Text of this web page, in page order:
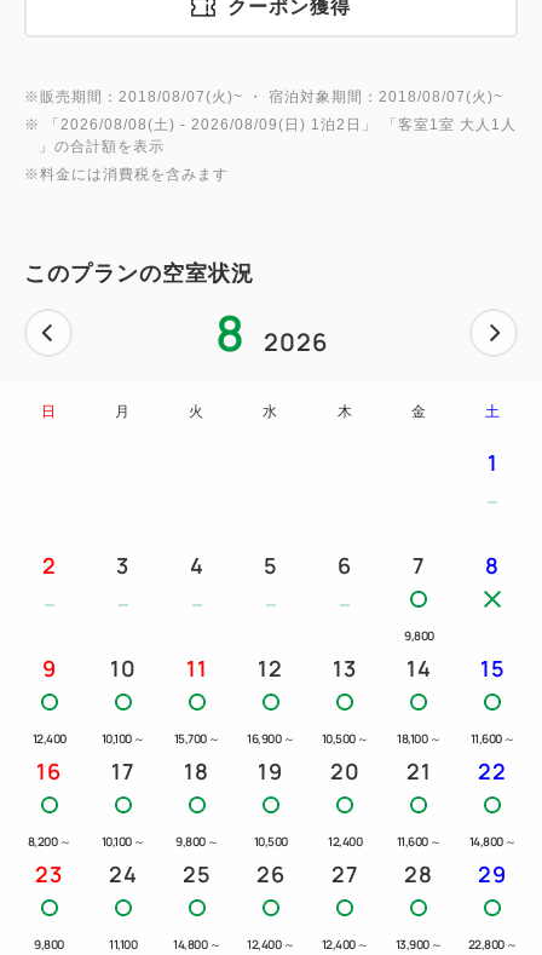
J.D. パワー調査の詳細は
japan.jdpower.com/ja/awardsをご参照ください。
※こちらのプランは朝食付きです。
【アクセス】
・名古屋駅から：名古屋市営地下鉄東山線「栄駅」ま
で5分
・金山駅から：名古屋市営地下鉄名城線「栄駅」まで
・中部国際空港（セントレア）から：金山駅乗り換え
・藤ヶ丘駅から：名古屋市営地下鉄東山線「栄駅」ま
19分
【お車でお越しの方】
・東名阪自動車道 名古屋西ICから35分
・東名高速道路 名古屋ICから40分
クーポン獲得
※販売期間：2018/08/07(火)~ ・ 宿泊対象期間：2018/08/07(火)~
※ 「 2026/08/08(土) - 2026/08/09(日) 1泊2日 」 「客室1室 大人1人
」の合計額を表示
※料金には消費税を含みます
このプランの空室状況
8 2026
日 月 火 水 木 金 土
1
2 3 4 5 6 7
9,800
8
9
12,400
10
10,100 ～
11
15,700 ～
12
16,900 ～
13
10,500 ～
14
18,100 ～
15
11,600 ～
16
8,200 ～
17
10,100 ～
18
9,800 ～
19
10,500
20
12,400
21
11,600 ～
22
14,800 ～
23
9,800
24
11,100
25
14,800 ～
26
12,400 ～
27
12,400 ～
28
13,900 ～
29
22,800 ～